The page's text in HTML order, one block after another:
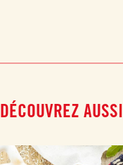
DÉCOUVREZ AUSSI